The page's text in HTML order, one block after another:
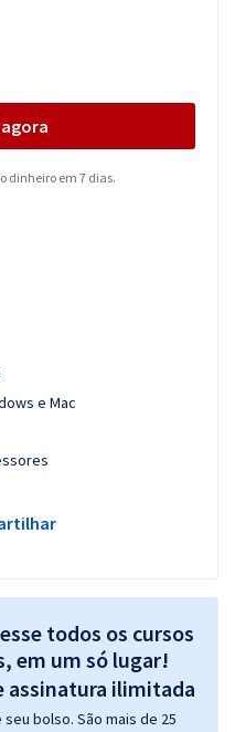
dinheiro em 7 dias.
e Mac
todos os cursos
em um só lugar!
bolso. São mais de 25